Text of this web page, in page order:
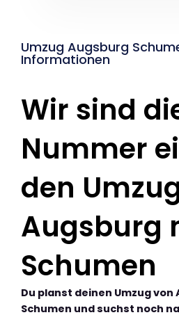
Umzug Augsburg
Informationen
Wir sind
Nummer
den
Augsburg
Schumen
Du planst deinen Umzug von
Schumen und suchst noch